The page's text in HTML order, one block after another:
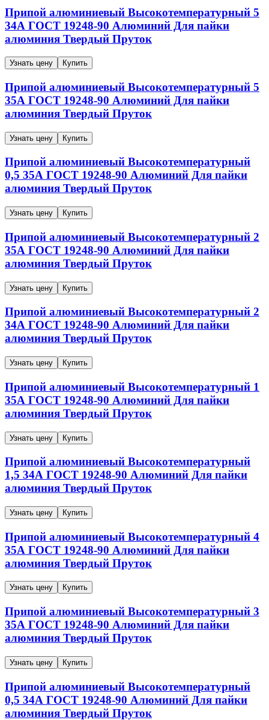
Припой алюминиевый Высокотемпературный 5
34А ГОСТ 19248-90 Алюминий Для пайки
алюминия Твердый Пруток
Узнать цену Купить
Припой алюминиевый Высокотемпературный 5
35А ГОСТ 19248-90 Алюминий Для пайки
алюминия Твердый Пруток
Узнать цену Купить
Припой алюминиевый Высокотемпературный
0,5 35А ГОСТ 19248-90 Алюминий Для пайки
алюминия Твердый Пруток
Узнать цену Купить
Припой алюминиевый Высокотемпературный 2
35А ГОСТ 19248-90 Алюминий Для пайки
алюминия Твердый Пруток
Узнать цену Купить
Припой алюминиевый Высокотемпературный 2
34А ГОСТ 19248-90 Алюминий Для пайки
алюминия Твердый Пруток
Узнать цену Купить
Припой алюминиевый Высокотемпературный 1
35А ГОСТ 19248-90 Алюминий Для пайки
алюминия Твердый Пруток
Узнать цену Купить
Припой алюминиевый Высокотемпературный
1,5 34А ГОСТ 19248-90 Алюминий Для пайки
алюминия Твердый Пруток
Узнать цену Купить
Припой алюминиевый Высокотемпературный 4
35А ГОСТ 19248-90 Алюминий Для пайки
алюминия Твердый Пруток
Узнать цену Купить
Припой алюминиевый Высокотемпературный 3
35А ГОСТ 19248-90 Алюминий Для пайки
алюминия Твердый Пруток
Узнать цену Купить
Припой алюминиевый Высокотемпературный
0,5 34А ГОСТ 19248-90 Алюминий Для пайки
алюминия Твердый Пруток